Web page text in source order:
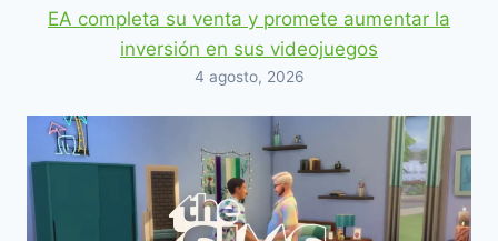
EA completa su venta y promete aumentar la
inversión en sus videojuegos
4 agosto, 2026